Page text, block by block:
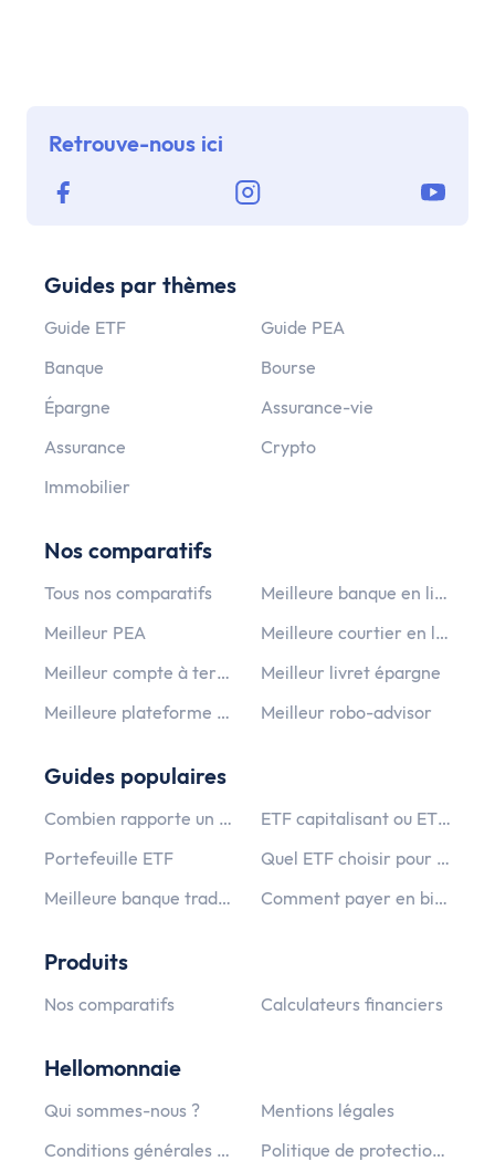
Retrouve-nous ici
Guides par thèmes
Guide ETF
Guide PEA
Banque
Bourse
Épargne
Assurance-vie
Assurance
Crypto
Immobilier
Nos comparatifs
Tous nos comparatifs
Meilleure banque en ligne
Meilleur PEA
Meilleure courtier en ligne
Meilleur compte à terme
Meilleur livret épargne
Meilleure plateforme crypto monnaie
Meilleur robo-advisor
Guides populaires
Combien rapporte un PEA ?
ETF capitalisant ou ETF distribuant ?
Portefeuille ETF
Quel ETF choisir pour un PEA PME ?
Meilleure banque traditionnelle
Comment payer en bitcoin ?
Produits
Nos comparatifs Calculateurs financiers
Hellomonnaie
Qui sommes-nous ?
Mentions légales
Conditions générales d’utilisation
Politique de protection des données